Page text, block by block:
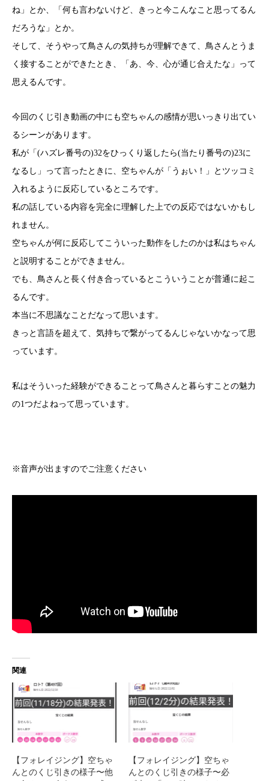
ね」とか、「何も言わないけど、きっと今こんなこと思ってるん
だろうな」とか。
そして、そうやって鳥さんの気持ちが理解できて、鳥さんとうま
く接することができたとき、「あ、今、心が通じ合えたな」って
思えるんです。
今回のくじ引き動画の中にも空ちゃんの感情が思いっきり出てい
るシーンがあります。
私が「(ハズレ番号の)32をひっくり返したら(当たり番号の)23に
なるし」って言ったときに、空ちゃんが「うぉい！」とツッコミ
入れるように反応しているところです。
私の話している内容を完全に理解した上での反応ではないかもし
れません。
空ちゃんが何に反応してこういった動作をしたのかは私はちゃん
と説明することができません。
でも、鳥さんと長く付き合っているとこういうことが普通に起こ
るんです。
本当に不思議なことだなって思います。
きっと言語を超えて、気持ちで繋がってるんじゃないかなって思
っています。
私はそういった経験ができることって鳥さんと暮らすことの魅力
の1つだよねって思っています。
※音声が出ますのでご注意ください
関連
【フォレイジング】空ちゃ
んとのくじ引きの様子〜他
【フォレイジング】空ちゃ
んとのくじ引きの様子〜必